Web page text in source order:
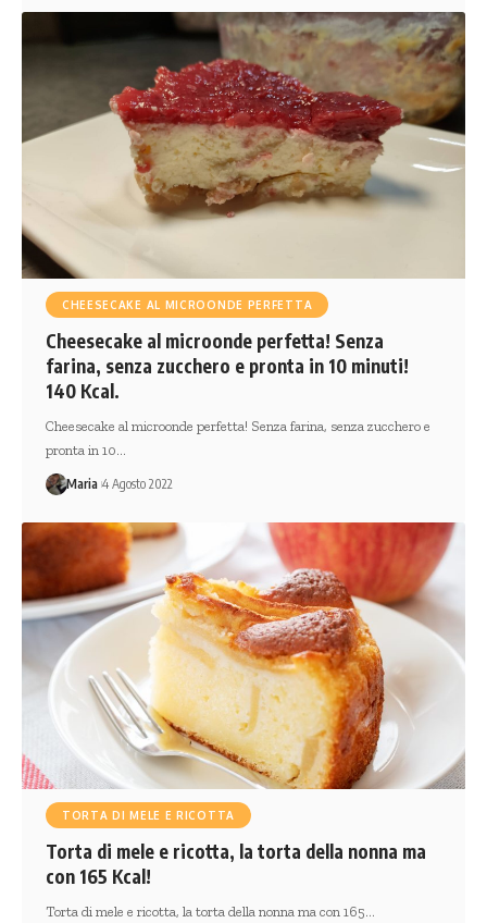
CHEESECAKE AL MICROONDE PERFETTA
Cheesecake al microonde perfetta! Senza
farina, senza zucchero e pronta in 10 minuti!
140 Kcal.
Cheesecake al microonde perfetta! Senza farina, senza zucchero e
pronta in 10…
Maria 4 Agosto 2022
TORTA DI MELE E RICOTTA
Torta di mele e ricotta, la torta della nonna ma
con 165 Kcal!
Torta di mele e ricotta, la torta della nonna ma con 165…